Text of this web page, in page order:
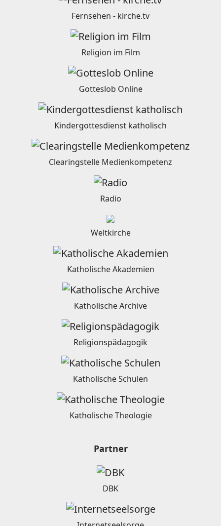
Fernsehen - kirche.tv
Religion im Film
Gotteslob Online
Kindergottesdienst katholisch
Clearingstelle Medienkompetenz
Radio
Weltkirche
Katholische Akademien
Katholische Archive
Religionspädagogik
Katholische Schulen
Katholische Theologie
Partner
DBK